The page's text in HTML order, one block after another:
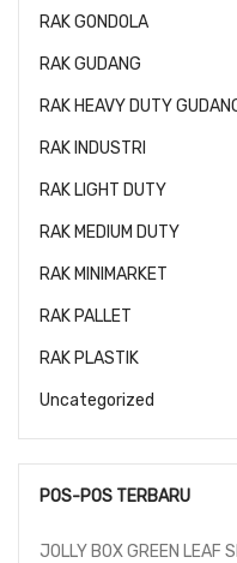
RAK GONDOLA
RAK GUDANG
RAK HEAVY DUTY
RAK INDUSTRI
RAK LIGHT DUTY
RAK MEDIUM DUTY
RAK MINIMARKET
RAK PALLET
RAK PLASTIK
Uncategorized
POS-POS TERBARU
JOLLY BOX GREEN LEAF